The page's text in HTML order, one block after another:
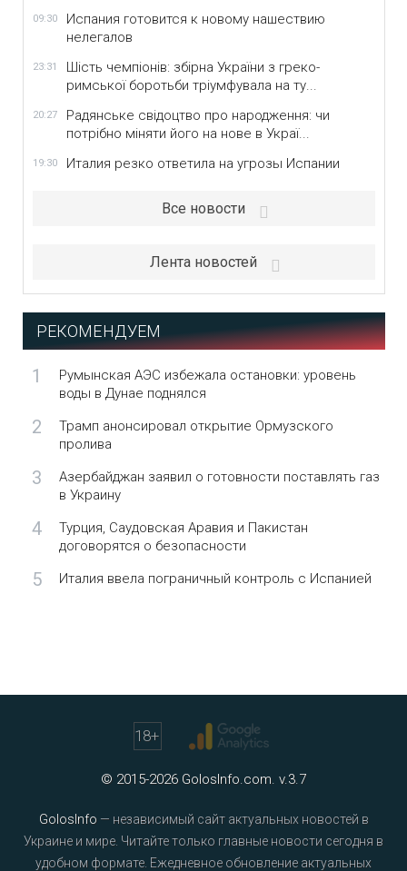
09:30
Испания готовится к новому нашествию
нелегалов
23:31
Шість чемпіонів: збірна України з греко-
римської боротьби тріумфувала на ту...
20:27
Радянське свідоцтво про народження: чи
потрібно міняти його на нове в Украї...
19:30 Италия резко ответила на угрозы Испании
Все новости
Лента новостей
РЕКОМЕНДУЕМ
1
Румынская АЭС избежала остановки: уровень
воды в Дунае поднялся
2
Трамп анонсировал открытие Ормузского
пролива
3
Азербайджан заявил о готовности поставлять газ
в Украину
4
Турция, Саудовская Аравия и Пакистан
договорятся о безопасности
5 Италия ввела пограничный контроль с Испанией
18+
© 2015-2026 GolosInfo.com. v.3.7
GolosInfo — независимый сайт актуальных новостей в
Украине и мире. Читайте только главные новости сегодня в
удобном формате. Ежедневное обновление актуальных